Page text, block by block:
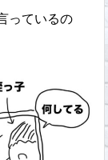
っているの